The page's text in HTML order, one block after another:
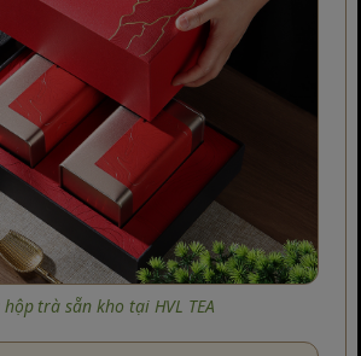
trà sẵn kho tại HVL TEA